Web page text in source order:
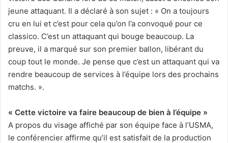
jeune attaquant. Il a déclaré à son sujet : « On a toujours
cru en lui et c’est pour cela qu’on l’a convoqué pour ce
classico. C’est un attaquant qui bouge beaucoup. La
preuve, il a marqué sur son premier ballon, libérant du
coup tout le monde. Je pense que c’est un attaquant qui va
rendre beaucoup de services à l’équipe lors des prochains
matchs. ».
« Cette victoire va faire beaucoup de bien à l’équipe »
A propos du visage affiché par son équipe face à l’USMA,
le conférencier affirme qu’il est satisfait de la production